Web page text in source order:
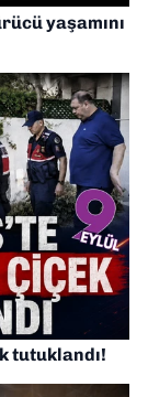
yaşamını
tutuklandı!